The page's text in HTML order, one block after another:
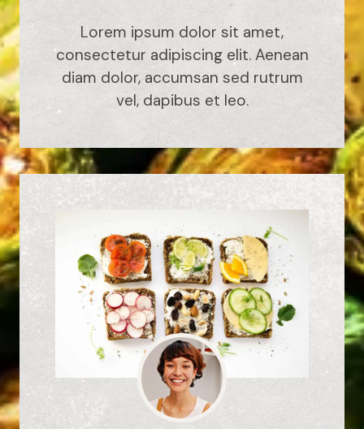
Lorem ipsum dolor sit amet,
consectetur adipiscing elit. Aenean
diam dolor, accumsan sed rutrum
vel, dapibus et leo.